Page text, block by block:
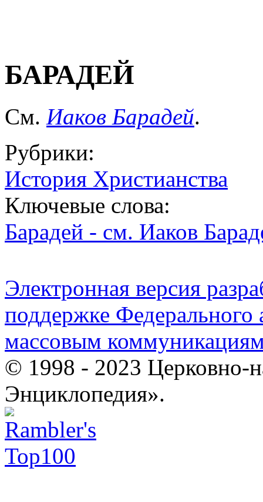
БАРАДЕЙ
См. Иаков Барадей.
Рубрики:
История Христианства
Ключевые слова:
Барадей - см. Иаков
Электронная версия
поддержке Федерального
массовым
© 1998 - 2023 Церковно-
Энциклопедия».